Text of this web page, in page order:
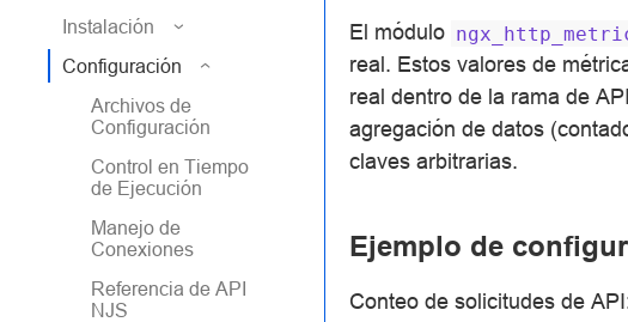
Instalación
Configuración
Archivos de
Configuración
Control en Tiempo
de Ejecución
Manejo de
Conexiones
Referencia de API
NJS
El módulo
real. Estos valores de
real dentro de la rama de API
agregación de datos
claves arbitrarias.
Ejemplo de
Conteo de solicitudes de